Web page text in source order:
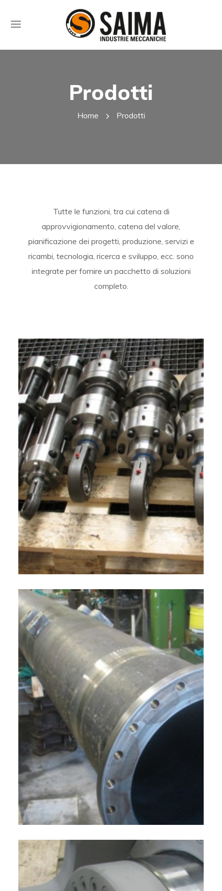
Prodotti
Home Prodotti
Tutte le funzioni, tra cui catena di
approvvigionamento, catena del valore,
pianificazione dei progetti, produzione, servizi e
ricambi, tecnologia, ricerca e sviluppo, ecc. sono
integrate per fornire un pacchetto di soluzioni
completo.